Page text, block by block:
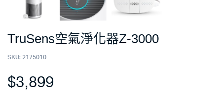
TruSens空氣淨化器Z-3000
SKU: 2175010
$3,899